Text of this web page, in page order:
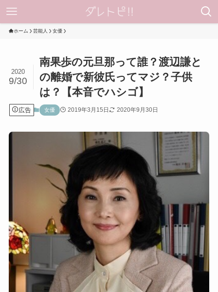
ホーム 芸能人 女優
南果歩の元旦那って誰？渡辺謙と
の離婚で新彼氏ってマジ？子供
は？【本音でハシゴ】
2020
9/30
広告 女優 2019年3月15日 2020年9月30日